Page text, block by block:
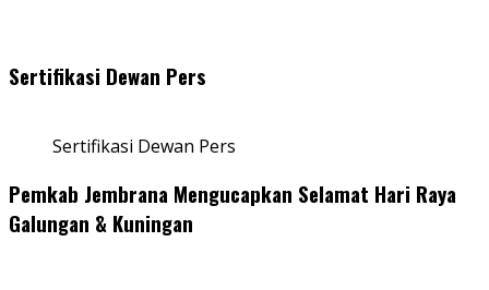
Sertifikasi Dewan Pers
Sertifikasi Dewan Pers
Pemkab Jembrana Mengucapkan Selamat Hari Raya
Galungan & Kuningan